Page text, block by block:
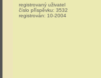
registrovaný uživatel
číslo příspěvku: 3532
registrován: 10-2004